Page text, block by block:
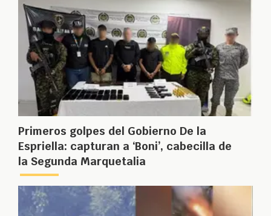
Primeros golpes del Gobierno De la
Espriella: capturan a ‘Boni’, cabecilla de
la Segunda Marquetalia